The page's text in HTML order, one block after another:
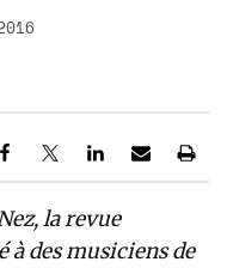
la revue
à des musiciens de